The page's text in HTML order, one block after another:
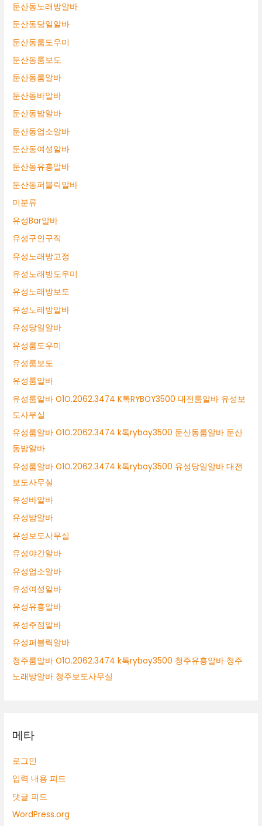
둔산동노래방알바
둔산동당일알바
둔산동룸도우미
둔산동룸보도
둔산동룸알바
둔산동바알바
둔산동밤알바
둔산동업소알바
둔산동여성알바
둔산동유흥알바
둔산동퍼블릭알바
미분류
유성Bar알바
유성구인구직
유성노래방고정
유성노래방도우미
유성노래방보도
유성노래방알바
유성당일알바
유성룸도우미
유성룸보도
유성룸알바
유성룸알바 O1O.2062.3474 K톡RYBOY3500 대전룸알바 유성보
도사무실
유성룸알바 O1O.2062.3474 k톡ryboy3500 둔산동룸알바 둔산
동밤알바
유성룸알바 O1O.2062.3474 k톡ryboy3500 유성당일알바 대전
보도사무실
유성바알바
유성밤알바
유성보도사무실
유성야간알바
유성업소알바
유성여성알바
유성유흥알바
유성주점알바
유성퍼블릭알바
청주룸알바 O1O.2062.3474 k톡ryboy3500 청주유흥알바 청주
노래방알바 청주보도사무실
메타
로그인
입력 내용 피드
댓글 피드
WordPress.org